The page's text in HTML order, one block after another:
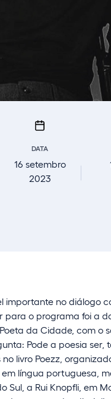
DATA
16 setembro
2023
importante no diálogo
para o programa foi a
da Cidade, com o
Pode a poesia
livro Poezz,
língua portuguesa,
Sul, a Rui Knopfli, em